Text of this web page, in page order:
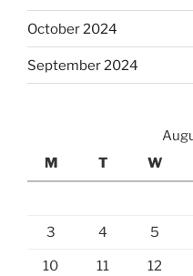
October 2024
September 2024
M
T W
3 4 5
10 11 12